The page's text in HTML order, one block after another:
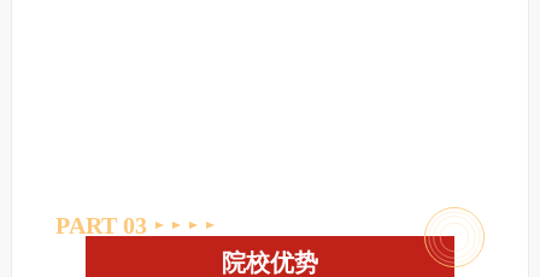
PART 03
院校优势